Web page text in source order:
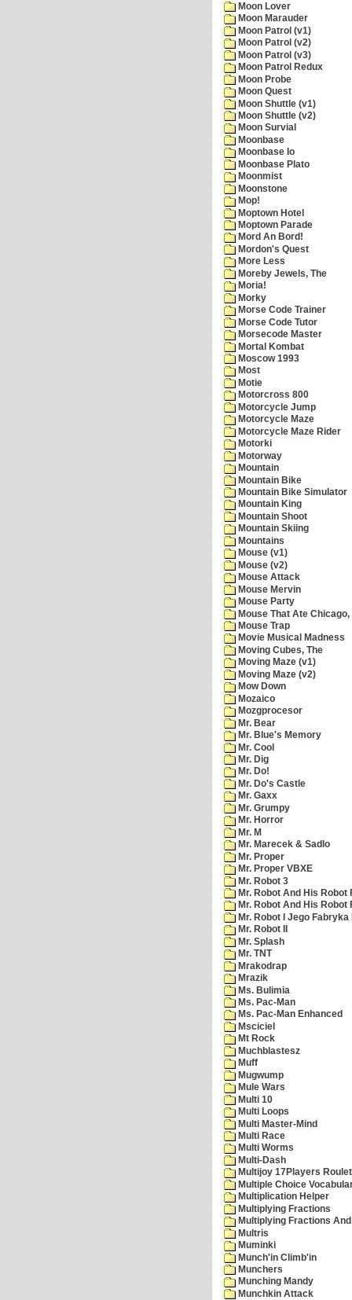
Moon Lover
Moon Marauder
Moon Patrol (v1)
Moon Patrol (v2)
Moon Patrol (v3)
Moon Patrol Redux
Moon Probe
Moon Quest
Moon Shuttle (v1)
Moon Shuttle (v2)
Moon Survial
Moonbase
Moonbase Io
Moonbase Plato
Moonmist
Moonstone
Mop!
Moptown Hotel
Moptown Parade
Mord An Bord!
Mordon's Quest
More Less
Moreby Jewels, The
Moria!
Morky
Morse Code Trainer
Morse Code Tutor
Morsecode Master
Mortal Kombat
Moscow 1993
Most
Motie
Motorcross 800
Motorcycle Jump
Motorcycle Maze
Motorcycle Maze Rider
Motorki
Motorway
Mountain
Mountain Bike
Mountain Bike Simulator
Mountain King
Mountain Shoot
Mountain Skiing
Mountains
Mouse (v1)
Mouse (v2)
Mouse Attack
Mouse Mervin
Mouse Party
Mouse That Ate Chicago,
Mouse Trap
Movie Musical Madness
Moving Cubes, The
Moving Maze (v1)
Moving Maze (v2)
Mow Down
Mozaico
Mozgprocesor
Mr. Bear
Mr. Blue's Memory
Mr. Cool
Mr. Dig
Mr. Do!
Mr. Do's Castle
Mr. Gaxx
Mr. Grumpy
Mr. Horror
Mr. M
Mr. Marecek & Sadlo
Mr. Proper
Mr. Proper VBXE
Mr. Robot 3
Mr. Robot And His Robot
Mr. Robot And His
Mr. Robot I Jego Fabryka
Mr. Robot II
Mr. Splash
Mr. TNT
Mrakodrap
Mrazik
Ms. Bulimia
Ms. Pac-Man
Ms. Pac-Man Enhanced
Msciciel
Mt Rock
Muchblastesz
Muff
Mugwump
Mule Wars
Multi 10
Multi Loops
Multi Master-Mind
Multi Race
Multi Worms
Multi-Dash
Multijoy 17Players
Multiple Choice
Multiplication Helper
Multiplying Fractions
Multiplying Fractions
Multris
Muminki
Munch'in Climb'in
Munchers
Munching Mandy
Munchkin Attack